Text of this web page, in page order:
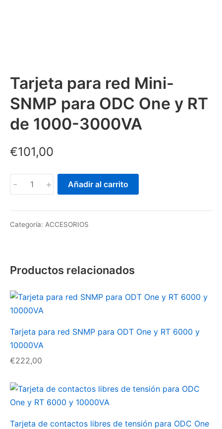
Tarjeta para red Mini-
SNMP para ODC One y RT
de 1000-3000VA
€101,00
Tarjeta
para
Mini-
One
RT
de
1000-
3000VA
- + Añadir al carrito
Categoría: ACCESORIOS
Productos relacionados
Tarjeta para red SNMP para ODT One y RT 6000 y
10000VA
€222,00
Tarjeta de contactos libres de tensión para ODC One